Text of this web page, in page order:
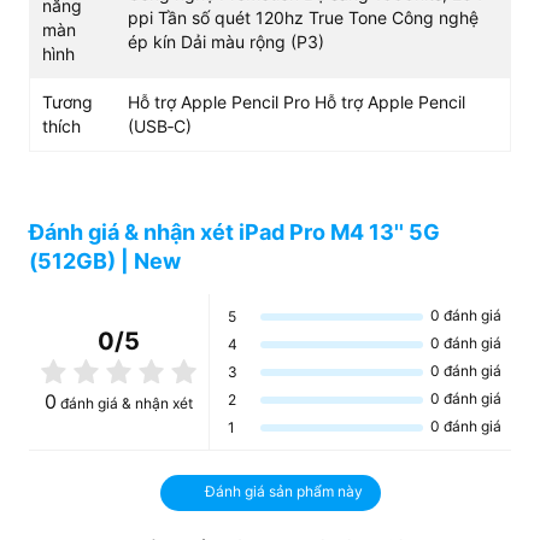
giới. Màn hình này sở hữu công nghệ OLED hai lớp đột
phá.
Công nghệ OLED mang đến khả năng kiểm soát màu sắc
tốt, độ sáng màn hình lên đến 1000 nits cho nội dung
SDR và HDR, độ sáng cao nhất cho nội dung HDR có thể
inch 5G 512GBcó độ lệch tương phản cực cao, không có
thiết bị cùng phân khúc nào có thể đánh bại.
năng
màn
hình
ppi Tần số quét 120hz True Tone Công nghệ
ép kín Dải màu rộng (P3)
Tương
thích
Hỗ trợ Apple Pencil Pro Hỗ trợ Apple Pencil
(USB‑C)
Đánh giá & nhận xét iPad Pro M4 13'' 5G
(512GB) | New
0/5
0 đánh giá & nhận xét
5 0 đánh giá
4
0 đánh giá
3
0 đánh giá
2
0 đánh giá
1
0 đánh giá
Đánh giá sản phẩm này